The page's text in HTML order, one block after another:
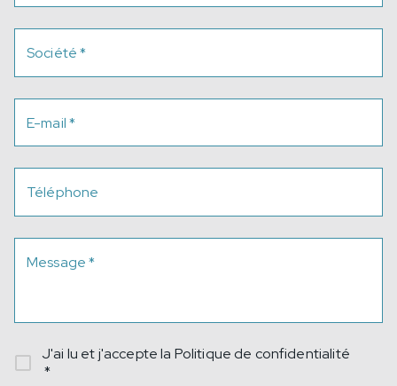
Société *
E-mail*
Téléphone
Message *
J'ai lu et j'accepte la Politique de confidentialité
*